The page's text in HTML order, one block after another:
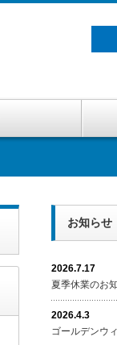
お知らせ
2026.7.17
夏季休業のお
2026.4.3
ゴールデンウ